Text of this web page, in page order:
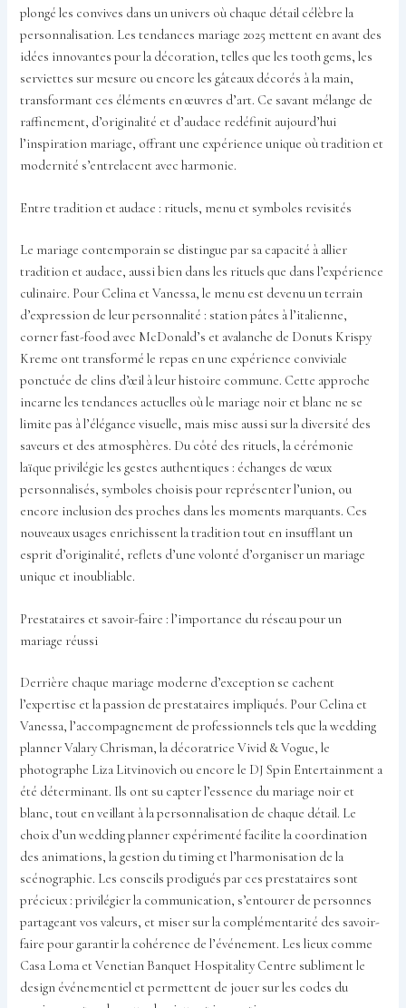
plongé les convives dans un univers où chaque détail célèbre la
personnalisation. Les tendances mariage 2025 mettent en avant des
idées innovantes pour la décoration, telles que les tooth gems, les
serviettes sur mesure ou encore les gâteaux décorés à la main,
transformant ces éléments en œuvres d’art. Ce savant mélange de
raffinement, d’originalité et d’audace redéfinit aujourd’hui
l’inspiration mariage, offrant une expérience unique où tradition et
modernité s’entrelacent avec harmonie.
Entre tradition et audace : rituels, menu et symboles revisités
Le mariage contemporain se distingue par sa capacité à allier
tradition et audace, aussi bien dans les rituels que dans l’expérience
culinaire. Pour Celina et Vanessa, le menu est devenu un terrain
d’expression de leur personnalité : station pâtes à l’italienne,
corner fast-food avec McDonald’s et avalanche de Donuts Krispy
Kreme ont transformé le repas en une expérience conviviale
ponctuée de clins d’œil à leur histoire commune. Cette approche
incarne les tendances actuelles où le mariage noir et blanc ne se
limite pas à l’élégance visuelle, mais mise aussi sur la diversité des
saveurs et des atmosphères. Du côté des rituels, la cérémonie
laïque privilégie les gestes authentiques : échanges de vœux
personnalisés, symboles choisis pour représenter l’union, ou
encore inclusion des proches dans les moments marquants. Ces
nouveaux usages enrichissent la tradition tout en insufflant un
esprit d’originalité, reflets d’une volonté d’organiser un mariage
unique et inoubliable.
Prestataires et savoir-faire : l’importance du réseau pour un
mariage réussi
Derrière chaque mariage moderne d’exception se cachent
l’expertise et la passion de prestataires impliqués. Pour Celina et
Vanessa, l’accompagnement de professionnels tels que la wedding
planner Valary Chrisman, la décoratrice Vivid & Vogue, le
photographe Liza Litvinovich ou encore le DJ Spin Entertainment a
été déterminant. Ils ont su capter l’essence du mariage noir et
blanc, tout en veillant à la personnalisation de chaque détail. Le
choix d’un wedding planner expérimenté facilite la coordination
des animations, la gestion du timing et l’harmonisation de la
scénographie. Les conseils prodigués par ces prestataires sont
précieux : privilégier la communication, s’entourer de personnes
partageant vos valeurs, et miser sur la complémentarité des savoir-
faire pour garantir la cohérence de l’événement. Les lieux comme
Casa Loma et Venetian Banquet Hospitality Centre subliment le
design événementiel et permettent de jouer sur les codes du